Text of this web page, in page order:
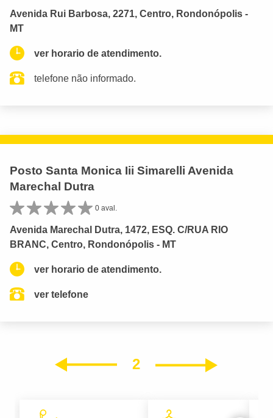
Avenida Rui Barbosa, 2271, Centro, Rondonópolis -
MT
ver horario de atendimento.
telefone não informado.
Posto Santa Monica Iii Simarelli Avenida
Marechal Dutra
0 aval.
Avenida Marechal Dutra, 1472, ESQ. C/RUA RIO
BRANC, Centro, Rondonópolis - MT
ver horario de atendimento.
ver telefone
2